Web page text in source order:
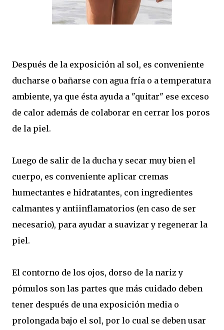
Después de la exposición al sol, es conveniente
ducharse o bañarse con agua fría o a temperatura
ambiente, ya que ésta ayuda a "quitar" ese exceso
de calor además de colaborar en cerrar los poros
de la piel.
Luego de salir de la ducha y secar muy bien el
cuerpo, es conveniente aplicar cremas
humectantes e hidratantes, con ingredientes
calmantes y antiinflamatorios (en caso de ser
necesario), para ayudar a suavizar y regenerar la
piel.
El contorno de los ojos, dorso de la nariz y
pómulos son las partes que más cuidado deben
tener después de una exposición media o
prolongada bajo el sol, por lo cual se deben usar